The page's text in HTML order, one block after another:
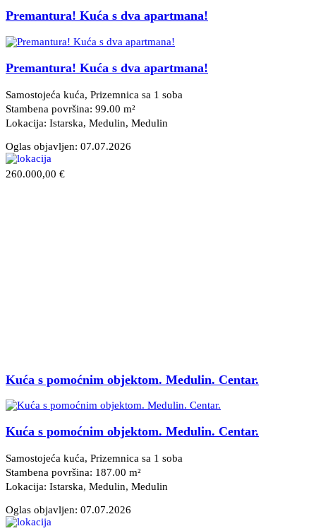
Premantura! Kuća s dva apartmana!
Premantura! Kuća s dva apartmana!
Samostojeća kuća, Prizemnica sa 1 soba
Stambena površina: 99.00 m²
Lokacija: Istarska, Medulin, Medulin
Oglas objavljen: 07.07.2026
260.000,00 €
Kuća s pomoćnim objektom. Medulin. Centar.
Kuća s pomoćnim objektom. Medulin. Centar.
Samostojeća kuća, Prizemnica sa 1 soba
Stambena površina: 187.00 m²
Lokacija: Istarska, Medulin, Medulin
Oglas objavljen: 07.07.2026